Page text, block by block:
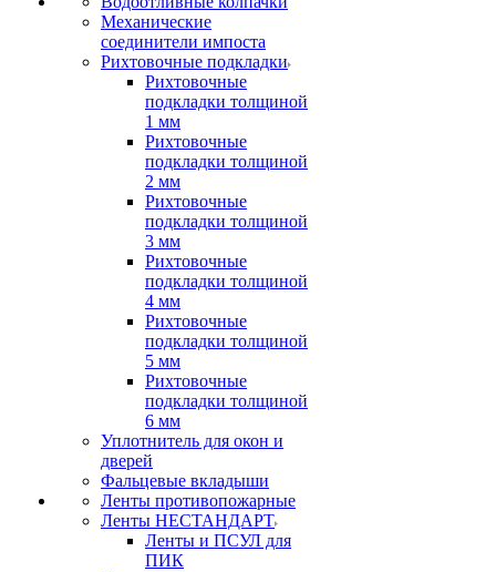
Механические
соединители импоста
Рихтовочные подкладки
Рихтовочные
подкладки толщиной
1 мм
Рихтовочные
подкладки толщиной
2 мм
Рихтовочные
подкладки толщиной
3 мм
Рихтовочные
подкладки толщиной
4 мм
Рихтовочные
подкладки толщиной
5 мм
Рихтовочные
подкладки толщиной
6 мм
Уплотнитель для окон и
дверей
Фальцевые вкладыши
Ленты противопожарные
Ленты НЕСТАНДАРТ
Ленты и ПСУЛ для
ПИК